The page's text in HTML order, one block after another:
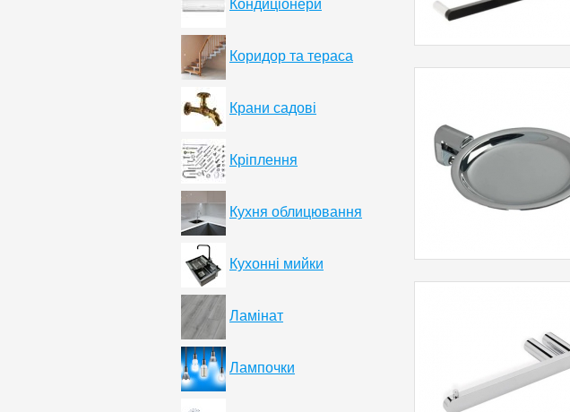
Кондиціонери
Коридор та тераса
Крани садові
Кріплення
Кухня облицювання
Кухонні мийки
Ламінат
Лампочки